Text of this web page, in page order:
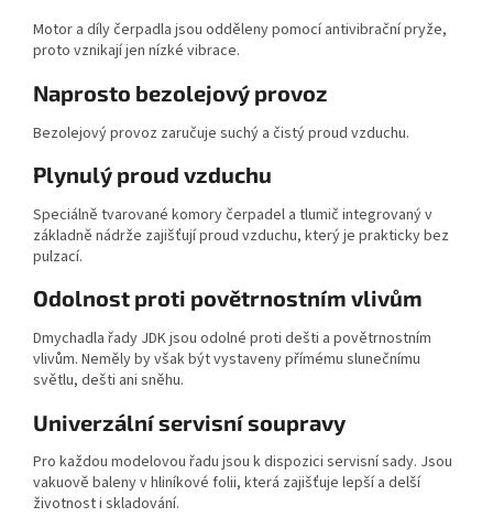
Motor a díly čerpadla jsou odděleny pomocí antivibrační pryže,
proto vznikají jen nízké vibrace.
Naprosto bezolejový provoz
Bezolejový provoz zaručuje suchý a čistý proud vzduchu.
Plynulý proud vzduchu
Speciálně tvarované komory čerpadel a tlumič integrovaný v
základně nádrže zajišťují proud vzduchu, který je prakticky bez
pulzací.
Odolnost proti povětrnostním vlivům
Dmychadla řady JDK jsou odolné proti dešti a povětrnostním
vlivům. Neměly by však být vystaveny přímému slunečnímu
světlu, dešti ani sněhu.
Univerzální servisní soupravy
Pro každou modelovou řadu jsou k dispozici servisní sady. Jsou
vakuově baleny v hliníkové folii, která zajišťuje lepší a delší
životnost i skladování.